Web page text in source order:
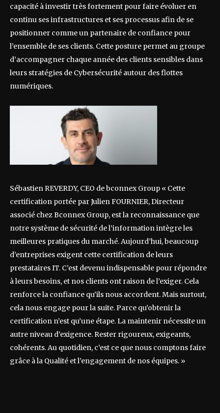
capacité à investir très fortement pour faire évoluer en
continu ses infrastructures et ses processus afin de se
positionner comme un partenaire de confiance pour
l’ensemble de ses clients. Cette posture permet au groupe
d’accompagner chaque année des clients sensibles dans
leurs stratégies de Cybersécurité autour des flottes
numériques.
Sébastien REVERDY, CEO de bconnex Group « Cette
certification portée par Julien FOURNIER, Directeur
associé chez Bconnex Group, est la reconnaissance que
notre système de sécurité de l’information intègre les
meilleures pratiques du marché. Aujourd’hui, beaucoup
d’entreprises exigent cette certification de leurs
prestataires IT. C’est devenu indispensable pour répondre
à leurs besoins, et nos clients ont raison de l’exiger. Cela
renforce la confiance qu’ils nous accordent. Mais surtout,
cela nous engage pour la suite. Parce qu’obtenir la
certification n’est qu’une étape. La maintenir nécessite un
autre niveau d’exigence. Rester rigoureux, exigeants,
cohérents. Au quotidien, c’est ce que nous comptons faire
grâce à la Qualité et l’engagement de nos équipes. »